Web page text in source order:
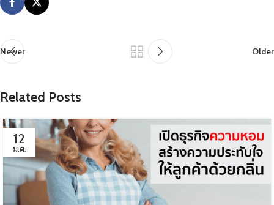
Newer Older
Related Posts
12
ม.ค.